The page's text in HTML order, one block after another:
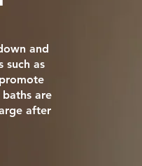
and
such as
are
after